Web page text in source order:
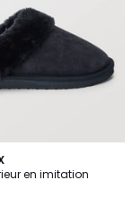
en imitation